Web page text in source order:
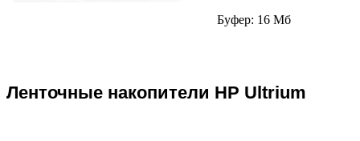
Буфер: 16 Мб
Ленточные накопители HP Ultrium